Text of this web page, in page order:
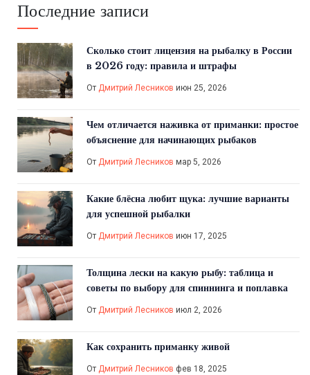
Последние записи
Сколько стоит лицензия на рыбалку в России
в 2026 году: правила и штрафы
От Дмитрий Лесников июн 25, 2026
Чем отличается наживка от приманки: простое
объяснение для начинающих рыбаков
От Дмитрий Лесников мар 5, 2026
Какие блёсна любит щука: лучшие варианты
для успешной рыбалки
От Дмитрий Лесников июн 17, 2025
Толщина лески на какую рыбу: таблица и
советы по выбору для спиннинга и поплавка
От Дмитрий Лесников июл 2, 2026
Как сохранить приманку живой
От Дмитрий Лесников фев 18, 2025